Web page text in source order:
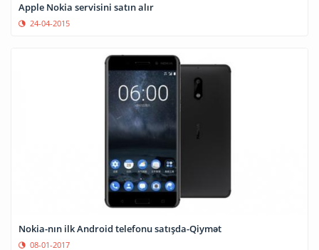
Apple Nokia servisini satın alır
24-04-2015
Nokia-nın ilk Android telefonu satışda-Qiymət
08-01-2017